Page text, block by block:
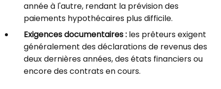
année à l'autre, rendant la prévision des
paiements hypothécaires plus difficile.
Exigences documentaires : les prêteurs exigent
généralement des déclarations de revenus des
deux dernières années, des états financiers ou
encore des contrats en cours.